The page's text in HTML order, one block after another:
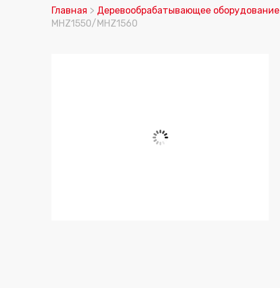
Главная > Деревообрабатывающее оборудование
MHZ1550/MHZ1560